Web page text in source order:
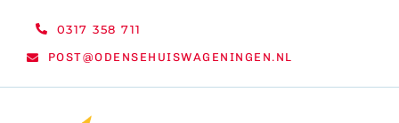
0317 358 711
POST@ODENSEHUISWAGENINGEN.NL